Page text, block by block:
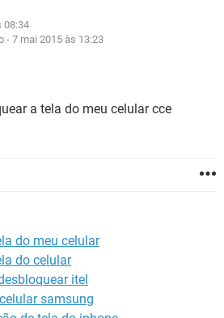
EXCEL
GMAIL
08:34
-7 mai 2015 às 13:23
a tela do meu celular cce
do meu celular
do celular
itel
samsung